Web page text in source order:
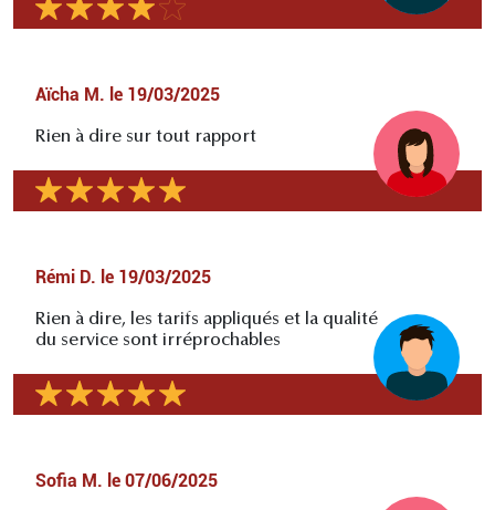
Aïcha M. le 19/03/2025
Rien à dire sur tout rapport
Rémi D. le 19/03/2025
Rien à dire, les tarifs appliqués et la qualité
du service sont irréprochables
Sofia M. le 07/06/2025